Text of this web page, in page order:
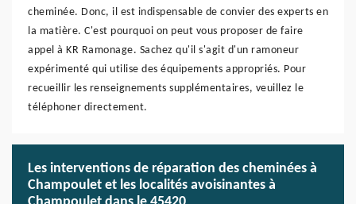
cheminée. Donc, il est indispensable de convier des experts en
la matière. C'est pourquoi on peut vous proposer de faire
appel à KR Ramonage. Sachez qu'il s'agit d'un ramoneur
expérimenté qui utilise des équipements appropriés. Pour
recueillir les renseignements supplémentaires, veuillez le
téléphoner directement.
Les interventions de réparation des cheminées à
Champoulet et les localités avoisinantes à